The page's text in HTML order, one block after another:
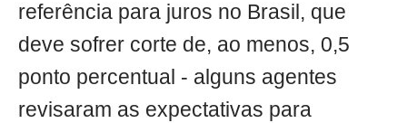
referência para juros no Brasil, que
deve sofrer corte de, ao menos, 0,5
ponto percentual - alguns agentes
revisaram as expectativas para